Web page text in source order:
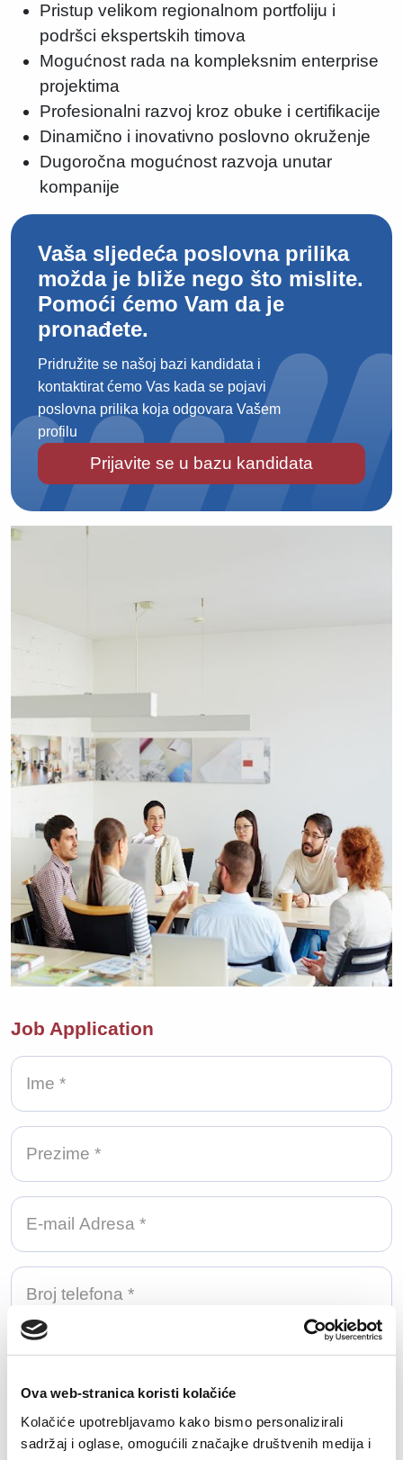
Ova web-stranica koristi kolačiće
Kolačiće upotrebljavamo kako bismo personalizirali
sadržaj i oglase, omogućili značajke društvenih medija i
Pristup velikom regionalnom portfoliju i
podršci ekspertskih timova
Mogućnost rada na kompleksnim enterprise
projektima
Profesionalni razvoj kroz obuke i certifikacije
Dinamično i inovativno poslovno okruženje
Dugoročna mogućnost razvoja unutar
kompanije
Vaša sljedeća poslovna prilika
možda je bliže nego što mislite.
Pomoći ćemo Vam da je
pronađete.
Pridružite se našoj bazi kandidata i
kontaktirat ćemo Vas kada se pojavi
poslovna prilika koja odgovara Vašem
profilu
Prijavite se u bazu kandidata
Job Application
Učitaj datoteku